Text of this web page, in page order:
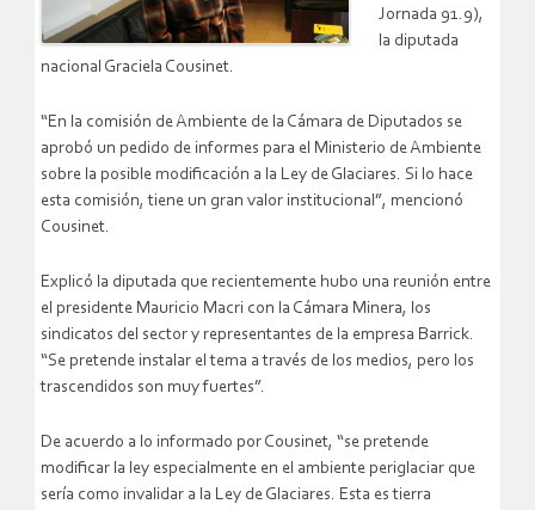
Jornada 91.9),
la diputada
nacional Graciela Cousinet.
“En la comisión de Ambiente de la Cámara de Diputados se
aprobó un pedido de informes para el Ministerio de Ambiente
sobre la posible modificación a la Ley de Glaciares. Si lo hace
esta comisión, tiene un gran valor institucional”, mencionó
Cousinet.
Explicó la diputada que recientemente hubo una reunión entre
el presidente Mauricio Macri con la Cámara Minera, los
sindicatos del sector y representantes de la empresa Barrick.
“Se pretende instalar el tema a través de los medios, pero los
trascendidos son muy fuertes”.
De acuerdo a lo informado por Cousinet, “se pretende
modificar la ley especialmente en el ambiente periglaciar que
sería como invalidar a la Ley de Glaciares. Esta es tierra